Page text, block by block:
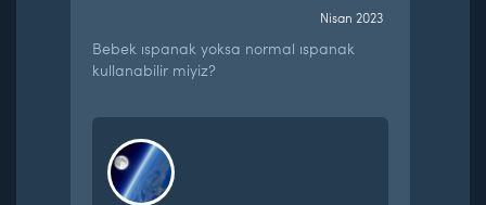
Nisan 2023
Bebek ıspanak yoksa normal ıspanak
kullanabilir miyiz?